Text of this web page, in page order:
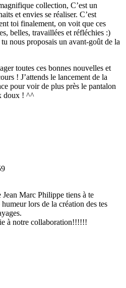
collection, C’est un
et envies se réaliser. C’est
toi finalement, on voit que ces
belles, travaillées et réfléchies :)
nous proposais un avant-goût de la
toutes ces bonnes nouvelles et
! J’attends le lancement de la
pour voir de plus près le pantalon
doux ! ^^
Jean Marc Philippe tiens à te
lors de la création des tes
à notre collaboration!!!!!!